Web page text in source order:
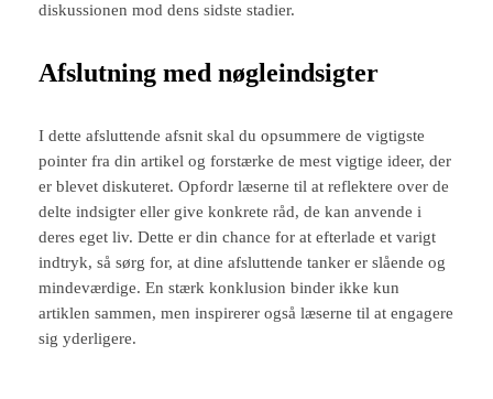
diskussionen mod dens sidste stadier.
Afslutning med nøgleindsigter
I dette afsluttende afsnit skal du opsummere de vigtigste
pointer fra din artikel og forstærke de mest vigtige ideer, der
er blevet diskuteret. Opfordr læserne til at reflektere over de
delte indsigter eller give konkrete råd, de kan anvende i
deres eget liv. Dette er din chance for at efterlade et varigt
indtryk, så sørg for, at dine afsluttende tanker er slående og
mindeværdige. En stærk konklusion binder ikke kun
artiklen sammen, men inspirerer også læserne til at engagere
sig yderligere.